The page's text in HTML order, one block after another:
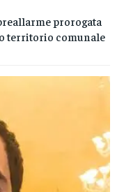
prorogata
territorio comunale